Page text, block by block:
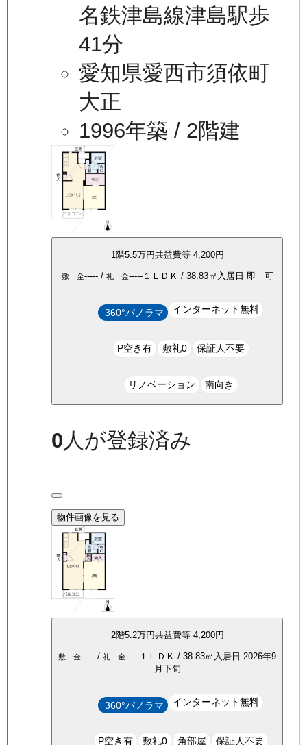
名鉄津島線津島駅歩
41分
愛知県愛西市須依町
大正
1996年築 / 2階建
1階5.5万円共益費等 4,200円
敷 金-----/ 礼 金-----１ＬＤＫ / 38.83㎡ 入居日 即 可
360°パノラマ インターネット無料
P空き有 敷礼0 保証人不要
リノベーション 南向き
0人が登録済み
物件画像を見る
2階5.2万円共益費等 4,200円
敷 金----- / 礼 金----- １ＬＤＫ / 38.83㎡ 入居日 2026年9
月下旬
360°パノラマ インターネット無料
P空き有 敷礼0 角部屋 保証人不要